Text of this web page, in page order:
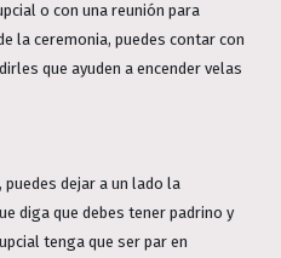
o con una reunión para
la ceremonia, puedes contar con
que ayuden a encender velas
puedes dejar a un lado la
diga que debes tener padrino y
tenga que ser par en